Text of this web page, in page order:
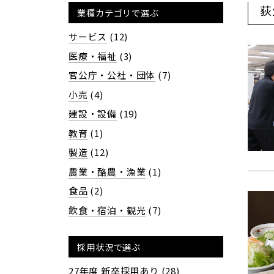
業種カテゴリで選ぶ
サービス (12)
医療・福祉 (3)
官公庁・公社・団体 (7)
小売 (4)
建設・設備 (19)
教育 (1)
製造 (12)
農業・酪農・漁業 (1)
食品 (2)
飲食・宿泊・観光 (7)
採用状況で選ぶ
27年度 新卒採用あり (28)